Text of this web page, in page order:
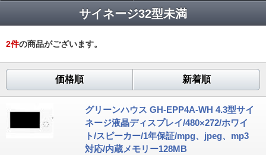
サイネージ32型未満
2件の商品がございます。
価格順 新着順
グリーンハウス GH-EPP4A-WH 4.3型サイ
ネージ液晶ディスプレイ/480×272/ホワイ
ト/スピーカー/1年保証/mpg、jpeg、mp3
対応/内蔵メモリー128MB